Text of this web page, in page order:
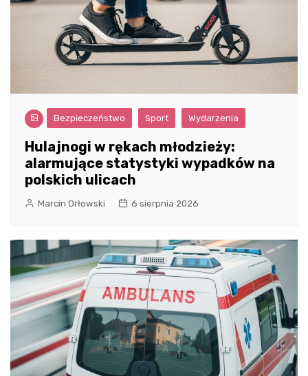
Bezpieczeństwo Sport Wydarzenia
Hulajnogi w rękach młodzieży:
alarmujące statystyki wypadków na
polskich ulicach
Marcin Orłowski 6 sierpnia 2026